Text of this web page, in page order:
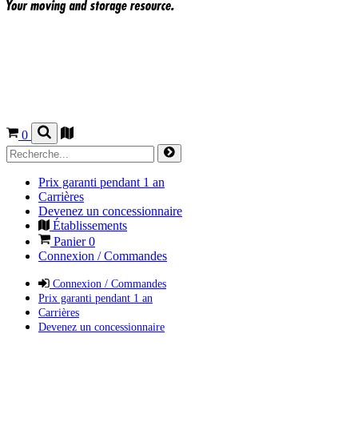
0
Prix garanti pendant 1 an
Carrières
Devenez un concessionnaire
Établissements
Panier0
Connexion / Commandes
Connexion / Commandes
Prix garanti pendant 1 an
Carrières
Devenez un concessionnaire